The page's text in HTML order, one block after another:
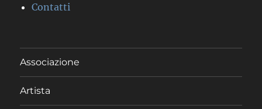
Contatti
Associazione
Artista